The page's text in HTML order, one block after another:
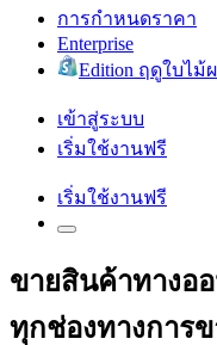
การกำหนดราคา
Enterprise
Edition ฤดูใบไม้
เข้าสู่ระบบ
เริ่มใช้งานฟรี
เริ่มใช้งานฟรี
ขายสินค้าทางอ
ทุกช่องทางการข